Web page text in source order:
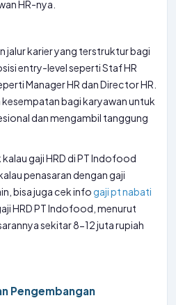
HR-nya.
jalur karier yang terstruktur bagi
entry-level seperti Staf HR
Manager HR dan Director HR.
kesempatan bagi karyawan untuk
dan mengambil tanggung
gaji HRD di PT Indofood
penasaran dengan gaji
bisa juga cek info gaji pt nabati
HRD PT Indofood, menurut
sekitar 8-12 juta rupiah
Pengembangan